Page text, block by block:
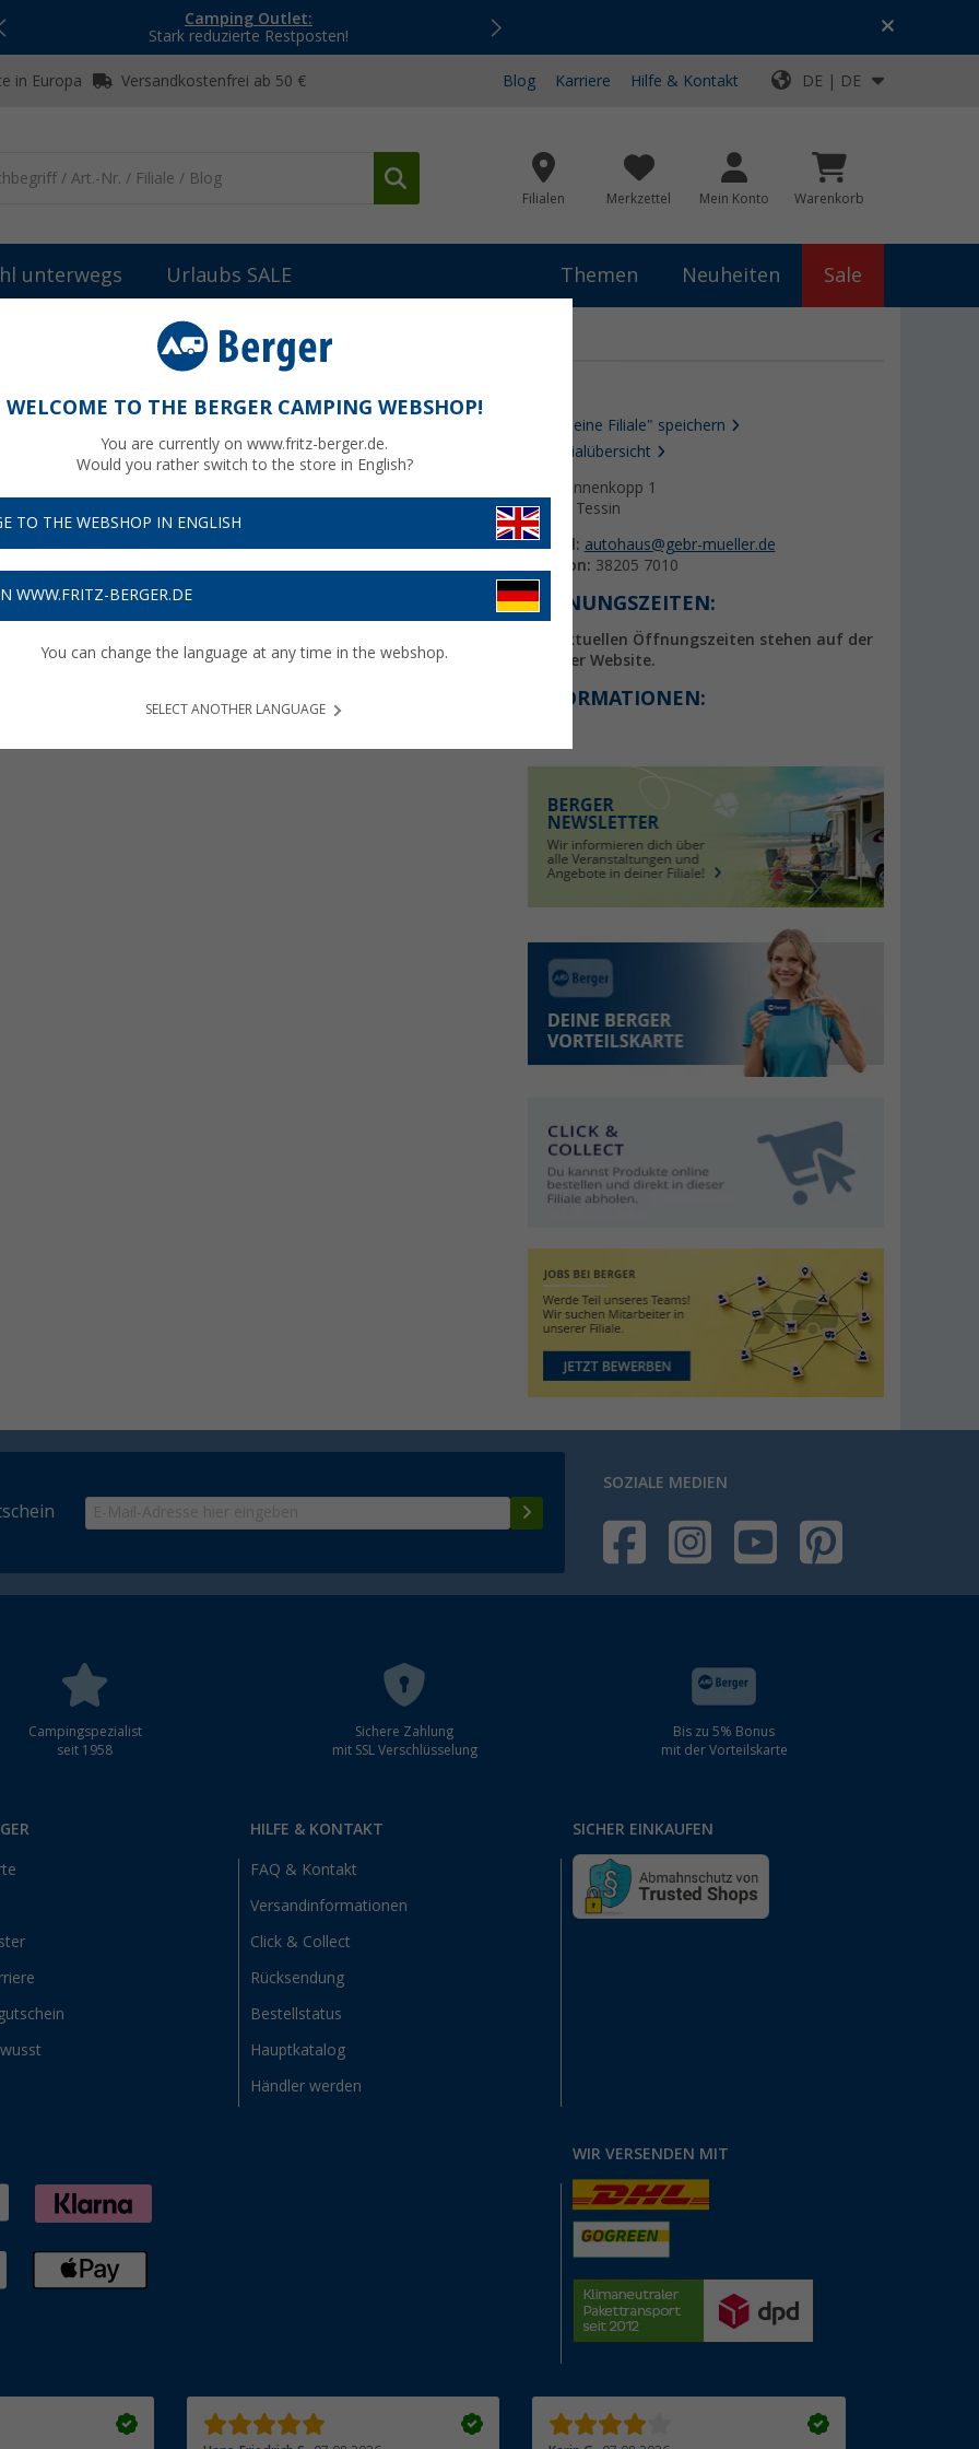
Camping Outlet:
Stark reduzierte Restposten!
Top-Deals für dein Abenteuer!
in Europa Versandkostenfrei ab 50 € Blog Karriere Hilfe & Kontakt DE | DE
Filialen Merkzettel Mein Konto Warenkorb
unterwegs Urlaubs SALE Themen Neuheiten Sale
Als "Meine Filiale" speichern
Zur Filialübersicht
Am Tannenkopp 1
18195 Tessin
E-Mail: autohaus@gebr-mueller.de
Telefon: 38205 7010
ÖFFNUNGSZEITEN:
Die aktuellen Öffnungszeiten stehen auf der
Partner Website.
INFORMATIONEN:
SOZIALE MEDIEN
Campingspezialist
seit 1958
Sichere Zahlung
mit SSL Verschlüsselung
Bis zu 5% Bonus
mit der Vorteilskarte
HILFE & KONTAKT
FAQ & Kontakt
Versandinformationen
Click & Collect
Rücksendung
Bestellstatus
Hauptkatalog
Händler werden
SICHER EINKAUFEN
WIR VERSENDEN MIT
WELCOME TO THE BERGER CAMPING WEBSHOP!
You are currently on www.fritz-berger.de.
Would you rather switch to the store in English?
TO THE WEBSHOP IN ENGLISH
WWW.FRITZ-BERGER.DE
You can change the language at any time in the webshop.
SELECT ANOTHER LANGUAGE